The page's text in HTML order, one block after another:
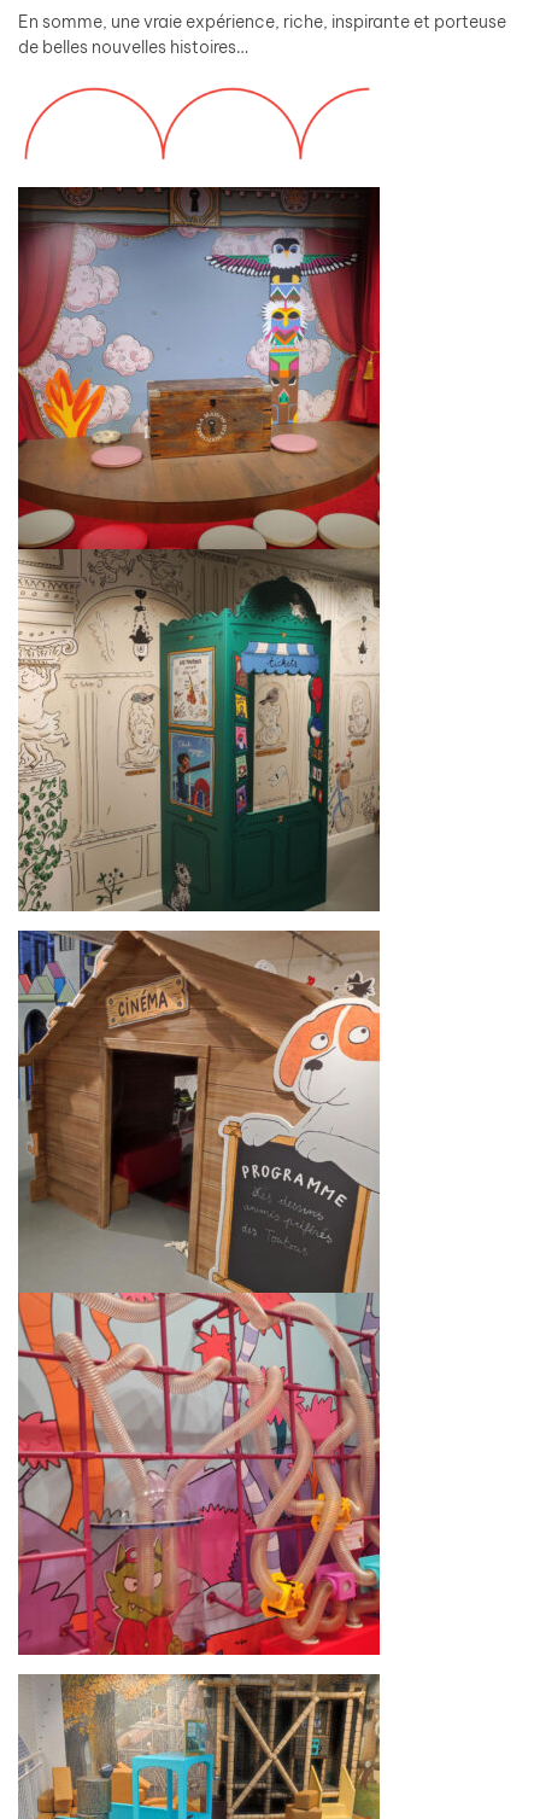
En somme, une vraie expérience, riche, inspirante et porteuse
de belles nouvelles histoires…